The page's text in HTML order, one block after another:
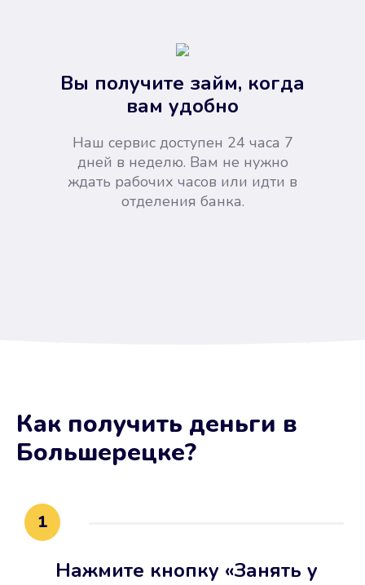
Вы получите займ, когда
вам удобно
Наш сервис доступен 24 часа 7
дней в неделю. Вам не нужно
ждать рабочих часов или идти в
отделения банка.
Не потребовались справки, залоги
и поручители. Папа вам доверяет.
Как получить деньги в
Большерецке?
1
Нажмите кнопку «Занять у